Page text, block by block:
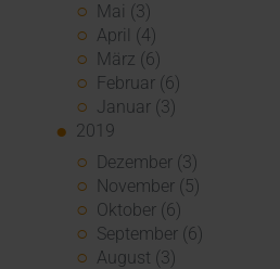
Mai (3)
April (4)
März (6)
Februar (6)
Januar (3)
2019
Dezember (3)
November (5)
Oktober (6)
September (6)
August (3)